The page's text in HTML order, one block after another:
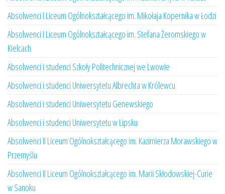
Absolwenci I Liceum Ogólnokształcącego im. Mikołaja Kopernika w Łodzi
Absolwenci I Liceum Ogólnokształcącego im. Stefana Żeromskiego w
Kielcach
Absolwenci i studenci Szkoły Politechnicznej we Lwowie
Absolwenci i studenci Uniwersytetu Albrechta w Królewcu
Absolwenci i studenci Uniwersytetu Genewskiego
Absolwenci i studenci Uniwersytetu w Lipsku
Absolwenci II Liceum Ogólnokształcącego im. Kazimierza Morawskiego w
Przemyślu
Absolwenci II Liceum Ogólnokształcącego im. Marii Skłodowskiej-Curie
w Sanoku